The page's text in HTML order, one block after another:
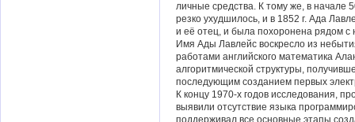
личные средства. К тому же, в начале
резко ухудшилось, и в 1852 г. Ада
и её отец, и была похоронена рядом
Имя Ады Лавлейс воскресло из
работами английского математика
алгоритмической структуры,
последующим созданием первых
К концу 1970-х годов исследования,
выявили отсутствие языка
поддерживал все основные этапы